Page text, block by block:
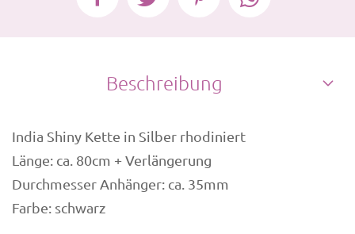
Beschreibung
India Shiny Kette in Silber rhodiniert
Länge: ca. 80cm + Verlängerung
Durchmesser Anhänger: ca. 35mm
Farbe: schwarz